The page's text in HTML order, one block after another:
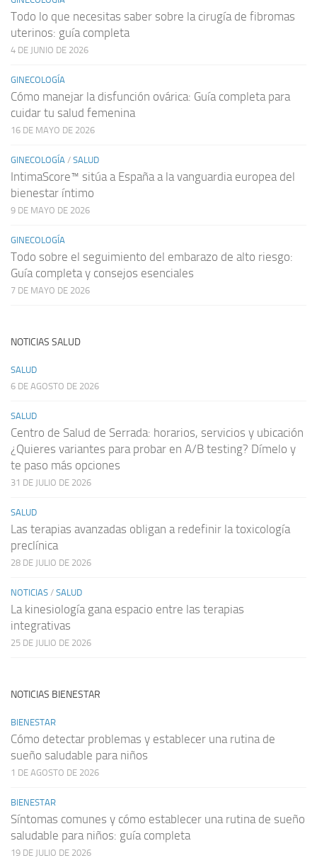
Todo lo que necesitas saber sobre la cirugía de fibromas
uterinos: guía completa
4 DE JUNIO DE 2026
GINECOLOGÍA
Cómo manejar la disfunción ovárica: Guía completa para
cuidar tu salud femenina
16 DE MAYO DE 2026
GINECOLOGÍA / SALUD
IntimaScore™ sitúa a España a la vanguardia europea del
bienestar íntimo
9 DE MAYO DE 2026
GINECOLOGÍA
Todo sobre el seguimiento del embarazo de alto riesgo:
Guía completa y consejos esenciales
7 DE MAYO DE 2026
NOTICIAS SALUD
SALUD
6 DE AGOSTO DE 2026
SALUD
Centro de Salud de Serrada: horarios, servicios y ubicación
¿Quieres variantes para probar en A/B testing? Dímelo y
te paso más opciones
31 DE JULIO DE 2026
SALUD
Las terapias avanzadas obligan a redefinir la toxicología
preclínica
28 DE JULIO DE 2026
NOTICIAS / SALUD
La kinesiología gana espacio entre las terapias
integrativas
25 DE JULIO DE 2026
NOTICIAS BIENESTAR
BIENESTAR
Cómo detectar problemas y establecer una rutina de
sueño saludable para niños
1 DE AGOSTO DE 2026
BIENESTAR
Síntomas comunes y cómo establecer una rutina de sueño
saludable para niños: guía completa
19 DE JULIO DE 2026